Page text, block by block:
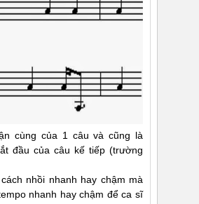
cùng của 1 câu và cũng là
đầu của câu kế tiếp (trường
nhồi nhanh hay chậm mà
nhanh hay chậm để ca sĩ